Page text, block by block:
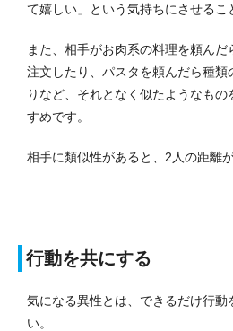
て嬉しい」という気持ちにさせるこ
また、相手がお肉系の料理を頼ん
注文したり、パスタを頼んだら種類
りなど、それとなく似たようなも
すめです。
相手に類似性があると、2人の距離
行動を共にする
気になる異性とは、できるだけ行動
い。